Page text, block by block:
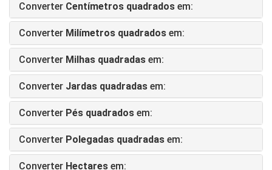
Converter Centímetros quadrados em:
Converter Milímetros quadrados em:
Converter Milhas quadradas em:
Converter Jardas quadradas em:
Converter Pés quadrados em:
Converter Polegadas quadradas em:
Converter Hectares em: